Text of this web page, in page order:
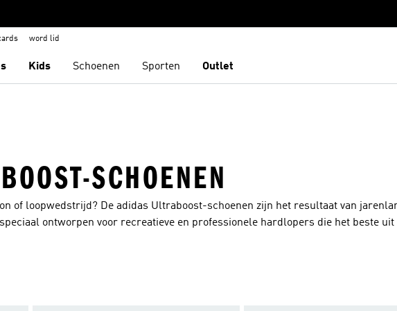
word lid
Kids Schoenen Sporten Outlet
SCHOENEN
of loopwedstrijd? De adidas Ultraboost-schoenen zijn het resultaat van
ontworpen voor recreatieve en professionele hardlopers die het beste uit
bestaan uit hoogwaardige materialen en maken gebruik van geavanceerde